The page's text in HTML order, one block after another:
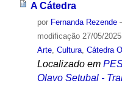
A Cátedra
por Fernanda Rezende
modificação27/05/
Arte, Cultura, Cátedra
Localizado em
Olavo Setubal -